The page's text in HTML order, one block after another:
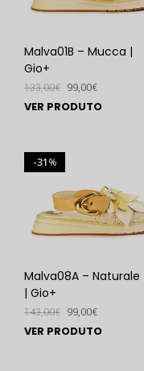
Malva01B – Mucca |
Gio+
133,00€ 99,00€
VER PRODUTO
%
31
Malva08A – Naturale
| Gio+
143,00€ 99,00€
VER PRODUTO